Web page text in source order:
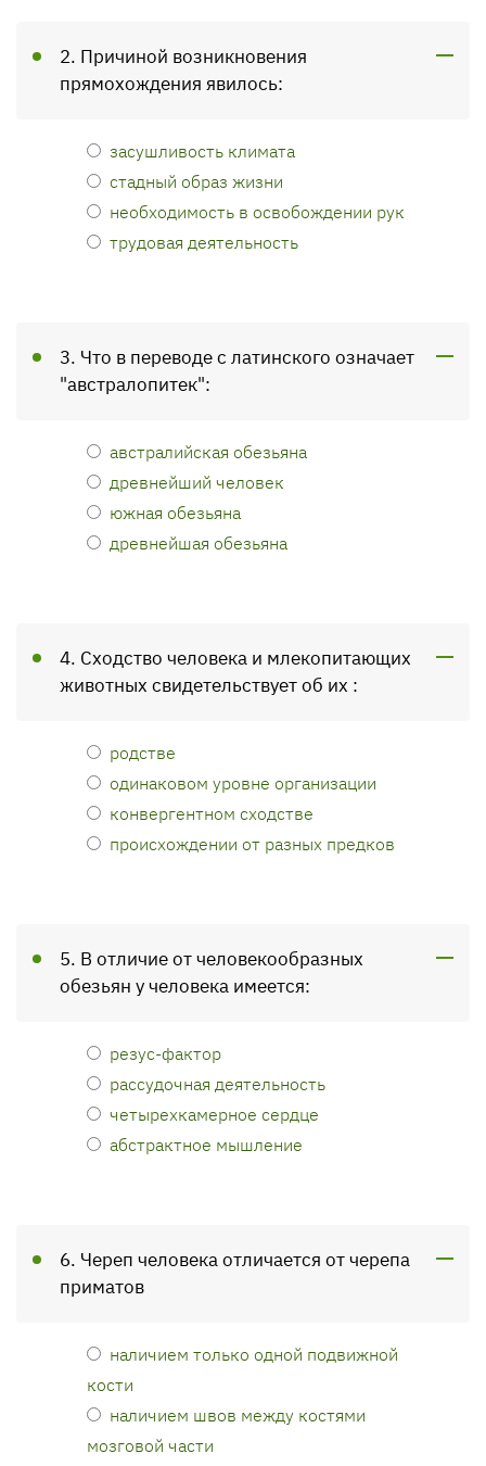
2. Причиной возникновения
прямохождения явилось:
засушливость климата
стадный образ жизни
необходимость в освобождении рук
трудовая деятельность
3. Что в переводе с латинского означает
"австралопитек":
австралийская обезьяна
древнейший человек
южная обезьяна
древнейшая обезьяна
4. Сходство человека и млекопитающих
животных свидетельствует об их :
родстве
одинаковом уровне организации
конвергентном сходстве
происхождении от разных предков
5. В отличие от человекообразных
обезьян у человека имеется:
резус-фактор
рассудочная деятельность
четырехкамерное сердце
абстрактное мышление
6. Череп человека отличается от черепа
приматов
наличием только одной подвижной
кости
наличием швов между костями
мозговой части